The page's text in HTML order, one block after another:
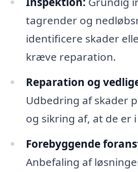
tagrender og
identificere skader
kræve reparation.
Reparation og
Udbedring af skader
og sikring af, at de er
Forebyggende
Anbefaling af